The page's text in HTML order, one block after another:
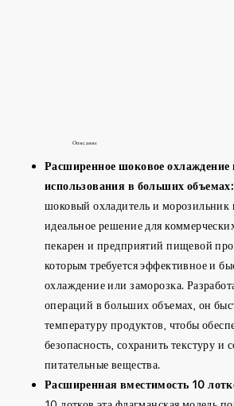
Расширенное шоковое охлаждение
использования в больших объемах:
шоковый охладитель и
идеальное решение для
пекарен и предприятий пищевой
которым требуется эффективное и
охлаждение или заморозка.
операций в больших объемах, он
температуру продуктов, чтобы
безопасность, сохранить текстуру и
питательные вещества.
Расширенная вместимость 10
Описание